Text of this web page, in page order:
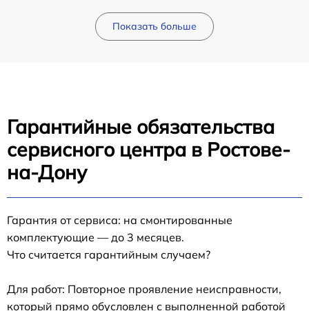
Показать больше
Гарантийные обязательства
сервисного центра в Ростове-
на-Дону
Гарантия от сервиса: на смонтированные
комплектующие — до 3 месяцев.
Что считается гарантийным случаем?
Для работ: Повторное проявление неисправности,
который прямо обусловлен с выполненной работой